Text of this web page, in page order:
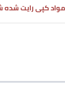
مواد کپی رایت